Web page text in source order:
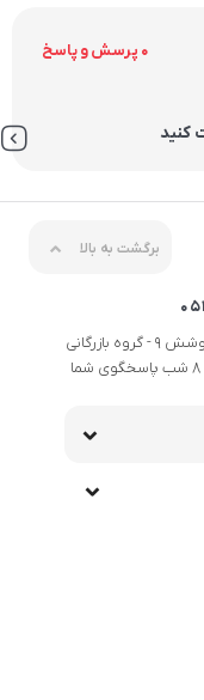
0 پرسش و پاسخ
کنید
برگشت به بالا
آدرس: مشهد - خیابان گاراژدارها - داخل خیابان کوشش 9 - گروه بازرگانی
عدالتی ( ابوالفضل عدالتی ) 7 روز هفته، 8 صبح تا 8 شب پاسخگوی شما